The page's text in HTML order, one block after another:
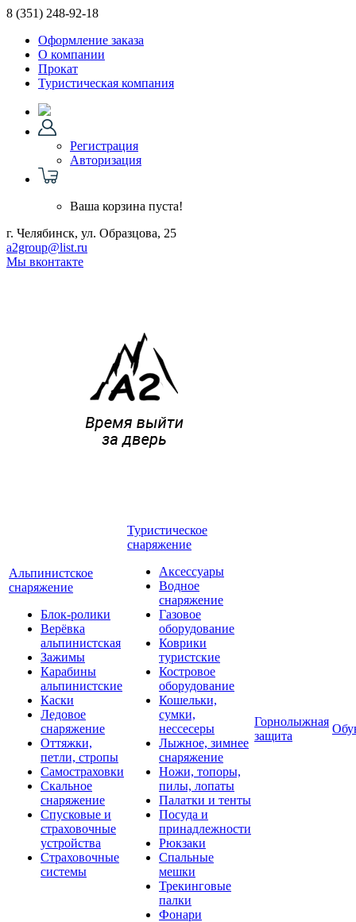
8 (351) 248-92-18
Оформление заказа
О компании
Прокат
Туристическая компания
Регистрация
Авторизация
Ваша корзина пуста!
г. Челябинск, ул. Образцова, 25
a2group@list.ru
Мы вконтакте
Альпинистское
снаряжение
Блок-ролики
Верёвка
альпинистская
Зажимы
Карабины
альпинистские
Каски
Ледовое
снаряжение
Оттяжки,
петли, стропы
Самостраховки
Скальное
снаряжение
Спусковые и
страховочные
устройства
Страховочные
системы
Туристическое
снаряжение
Аксессуары
Водное
снаряжение
Газовое
оборудование
Коврики
туристские
Костровое
оборудование
Кошельки,
сумки,
нессесеры
Лыжное, зимнее
снаряжение
Ножи, топоры,
пилы, лопаты
Палатки и тенты
Посуда и
принадлежности
Рюкзаки
Спальные
мешки
Трекинговые
палки
Фонари
Горнолыжная
защита